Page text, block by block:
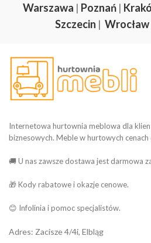
Warszawa | Poznań |
Szczecin | Wrocław
Internetowa hurtownia meblowa dla
biznesowych. Meble w hurtowych
🚚 U nas zawsze dostawa jest darmowa
🎁 Kody rabatowe i okazje cenowe.
😊 Infolinia i pomoc specjalistów.
Adres: Zacisze 4/4i, Elbląg